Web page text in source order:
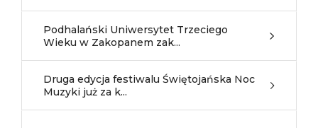
Podhalański Uniwersytet Trzeciego
Wieku w Zakopanem zak...
Druga edycja festiwalu Świętojańska Noc
Muzyki już za k...